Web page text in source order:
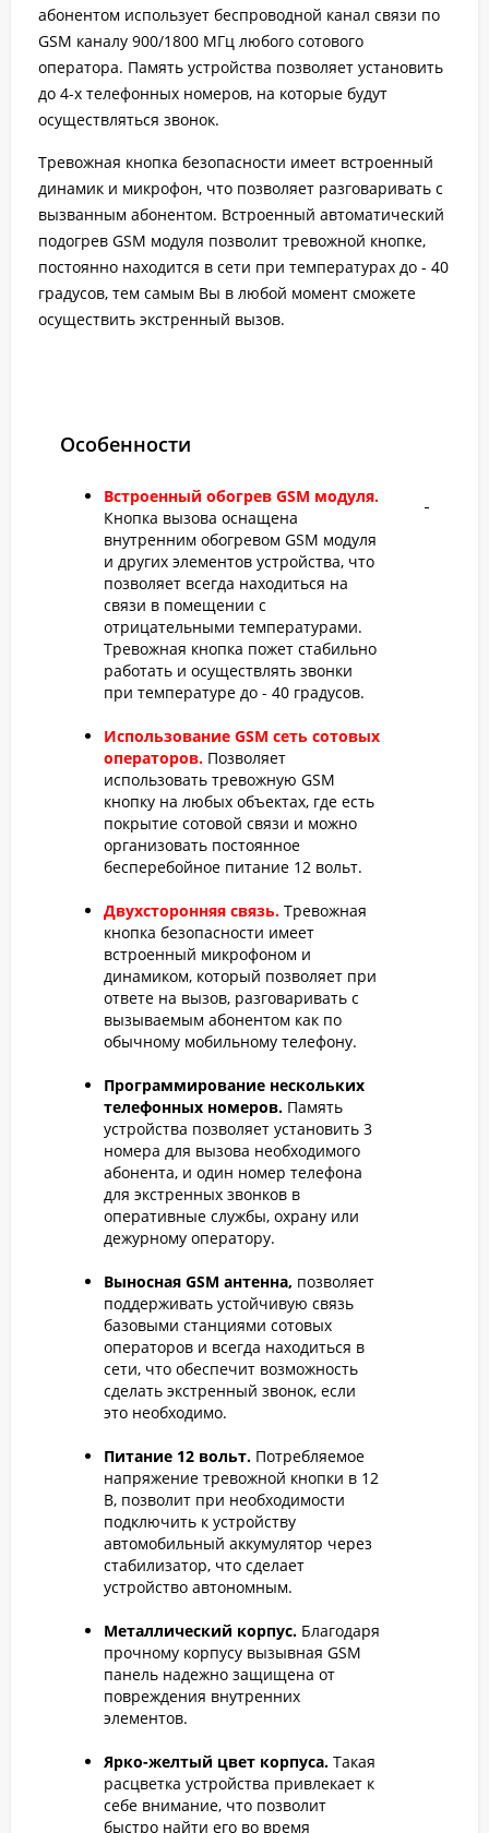
абонентом использует беспроводной канал связи по
GSM каналу 900/1800 МГц любого сотового
оператора. Память устройства позволяет установить
до 4-х телефонных номеров, на которые будут
осуществляться звонок.
Тревожная кнопка безопасности имеет встроенный
динамик и микрофон, что позволяет разговаривать с
вызванным абонентом. Встроенный автоматический
подогрев GSM модуля позволит тревожной кнопке,
постоянно находится в сети при температурах до - 40
градусов, тем самым Вы в любой момент сможете
осуществить экстренный вызов.
Особенности
Встроенный обогрев GSM модуля.
Кнопка вызова оснащена
внутренним обогревом GSM модуля
и других элементов устройства, что
позволяет всегда находиться на
связи в помещении с
отрицательными температурами.
Тревожная кнопка пожет стабильно
работать и осуществлять звонки
при температуре до - 40 градусов.
Использование GSM сеть сотовых
операторов. Позволяет
использовать тревожную GSM
кнопку на любых объектах, где есть
покрытие сотовой связи и можно
организовать постоянное
бесперебойное питание 12 вольт.
Двухсторонняя связь. Тревожная
кнопка безопасности имеет
встроенный микрофоном и
динамиком, который позволяет при
ответе на вызов, разговаривать с
вызываемым абонентом как по
обычному мобильному телефону.
Программирование нескольких
телефонных номеров. Память
устройства позволяет установить 3
номера для вызова необходимого
абонента, и один номер телефона
для экстренных звонков в
оперативные службы, охрану или
дежурному оператору.
Выносная GSM антенна, позволяет
поддерживать устойчивую связь
базовыми станциями сотовых
операторов и всегда находиться в
сети, что обеспечит возможность
сделать экстренный звонок, если
это необходимо.
Питание 12 вольт. Потребляемое
напряжение тревожной кнопки в 12
В, позволит при необходимости
подключить к устройству
автомобильный аккумулятор через
стабилизатор, что сделает
устройство автономным.
Металлический корпус. Благодаря
прочному корпусу вызывная GSM
панель надежно защищена от
повреждения внутренних
элементов.
Ярко-желтый цвет корпуса. Такая
расцветка устройства привлекает к
себе внимание, что позволит
быстро найти его во время